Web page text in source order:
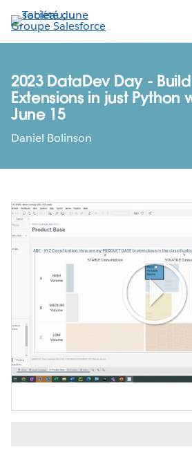
Aller
au
contenu
2023 DataDev Day -
Extensions in just Python
June 15
Daniel Bolinson